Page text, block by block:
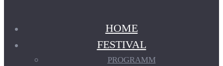
HOME
FESTIVAL
PROGRAMM